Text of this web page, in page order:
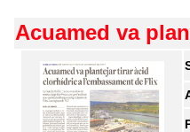
Acuamed va